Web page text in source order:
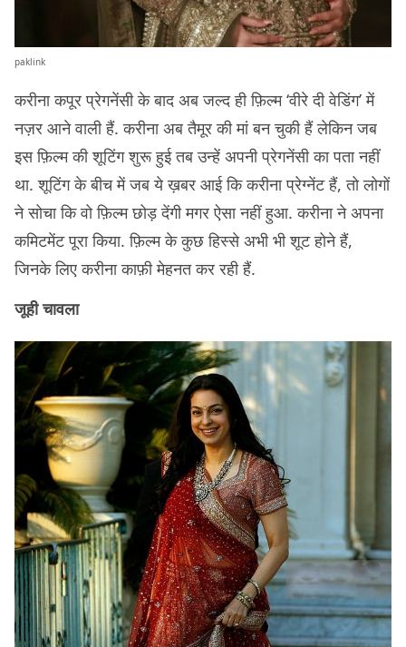
paklink
करीना कपूर प्रेगनेंसी के बाद अब जल्द ही फ़िल्म ‘वीरे दी वेडिंग’ में
नज़र आने वाली हैं. करीना अब तैमूर की मां बन चुकी हैं लेकिन जब
इस फ़िल्म की शूटिंग शुरू हुई तब उन्हें अपनी प्रेगनेंसी का पता नहीं
था. शूटिंग के बीच में जब ये ख़बर आई कि करीना प्रेग्नेंट हैं, तो लोगों
ने सोचा कि वो फ़िल्म छोड़ देंगी मगर ऐसा नहीं हुआ. करीना ने अपना
कमिटमेंट पूरा किया. फ़िल्म के कुछ हिस्से अभी भी शूट होने हैं,
जिनके लिए करीना काफ़ी मेहनत कर रही हैं.
जूही चावला